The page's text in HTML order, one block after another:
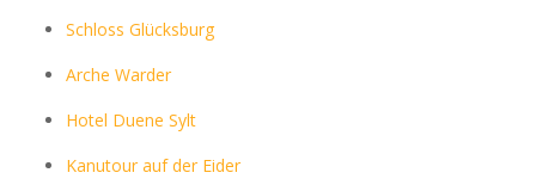
Schloss Glücksburg
Arche Warder
Hotel Duene Sylt
Kanutour auf der Eider